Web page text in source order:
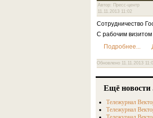
Автор: Пресс-центр
11.11.2013 11:02
Сотрудничество
С рабочим
Подробнее...
Обновлено 11.11.2013
Ещё новости
Тележурнал
Тележурнал